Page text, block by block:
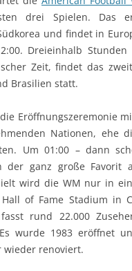
drei Spielen. Das
und findet in
Dreieinhalb
Zeit, findet das
Brasilien statt.
Eröffnungszeremonie
Nationen, ehe
Um 01:00 – dann
der ganz große Favorit
wird die WM nur in
of Fame Stadium in
fasst rund 22.000
wurde 1983 eröffnet
wieder renoviert.